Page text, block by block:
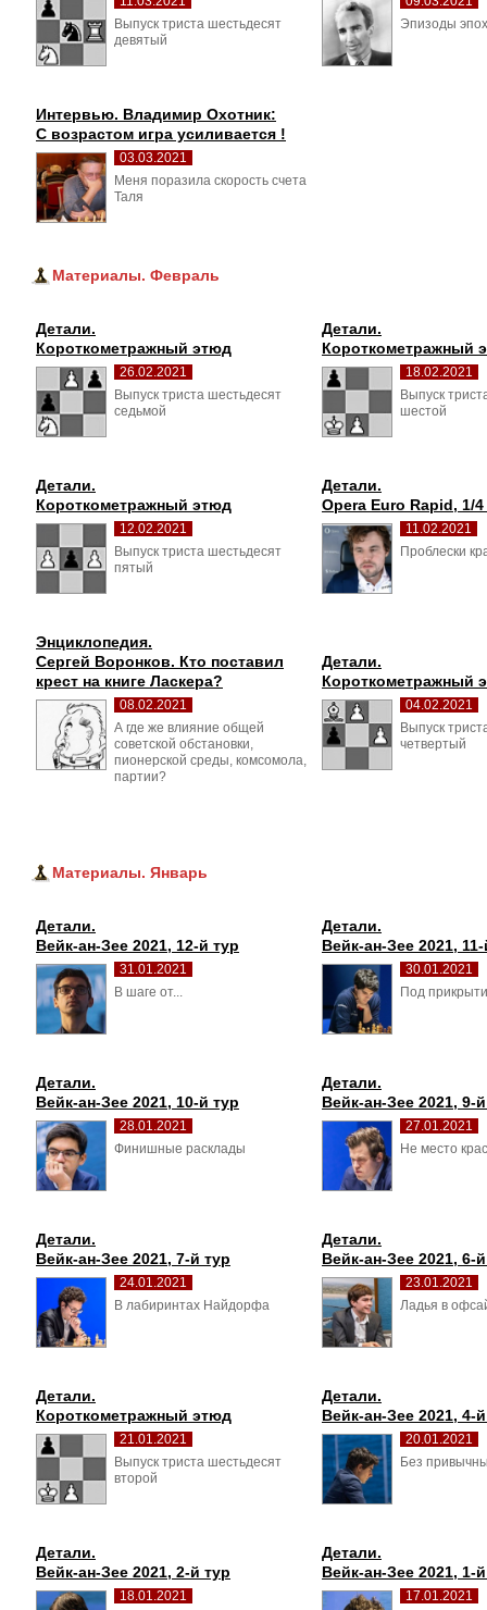
Выпуск триста шестьдесят
девятый
Эпизоды
Интервью. Владимир Охотник:
С возрастом игра усиливается !
03.03.2021
Меня поразила скорость счета
Таля
Материалы. Февраль
Детали.
Короткометражный этюд
26.02.2021
Выпуск триста шестьдесят
седьмой
Детали.
Короткометражный
18.02.2021
Выпуск
шестой
Детали.
Короткометражный этюд
12.02.2021
Выпуск триста шестьдесят
пятый
Детали.
Opera Euro Rapid, 1/
11.02.2021
Проблески
Энциклопедия.
Сергей Воронков. Кто поставил
крест на книге Ласкера?
08.02.2021
А где же влияние общей
советской обстановки,
пионерской среды, комсомола,
партии?
Детали.
Короткометражный
04.02.2021
Выпуск
четвертый
Материалы. Январь
Детали.
Вейк-ан-Зее 2021, 12-й тур
31.01.2021
В шаге от...
Детали.
Вейк-ан-Зее 2021,
30.01.2021
Под
Детали.
Вейк-ан-Зее 2021, 10-й тур
28.01.2021
Финишные расклады
Детали.
Вейк-ан-Зее 2021, 9-
27.01.2021
Не место
Детали.
Вейк-ан-Зее 2021, 7-й тур
24.01.2021
В лабиринтах Найдорфа
Детали.
Вейк-ан-Зее 2021, 6-
23.01.2021
Ладья в
Детали.
Короткометражный этюд
21.01.2021
Выпуск триста шестьдесят
второй
Детали.
Вейк-ан-Зее 2021, 4-
20.01.2021
Без
Детали.
Вейк-ан-Зее 2021, 2-й тур
18.01.2021
Детали.
Вейк-ан-Зее 2021, 1-
17.01.2021